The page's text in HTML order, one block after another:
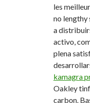
les
no lengthy
a
activo,
plena
kamagra
Oakley
carbon.